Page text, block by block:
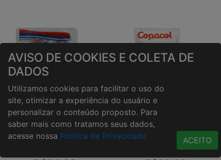
CONGELADA
PESCADOS
SEREIA 400G
SEM PELE
COPACOL 400G
AVISO DE COOKIES E COLETA DE
DADOS
Utilizamos cookies para facilitar o uso do
site, otimizar a experiência do usuário e
personalizar o conteúdo proposto. Para
saber mais como tratamos seus dados,
acesse nossa Política de Privacidade ACEITO